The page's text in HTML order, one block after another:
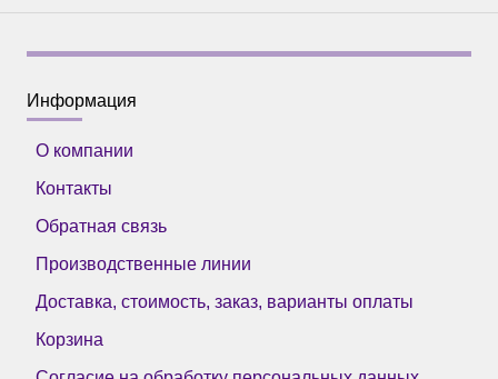
Информация
О компании
Контакты
Обратная связь
Производственные линии
Доставка, стоимость, заказ, варианты оплаты
Корзина